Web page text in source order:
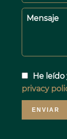
Mensaje
He
privacy
ENVIAR